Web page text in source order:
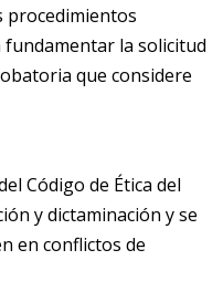
procedimientos
fundamentar la solicitud
que considere
Código de Ética del
y dictaminación y se
en conflictos de